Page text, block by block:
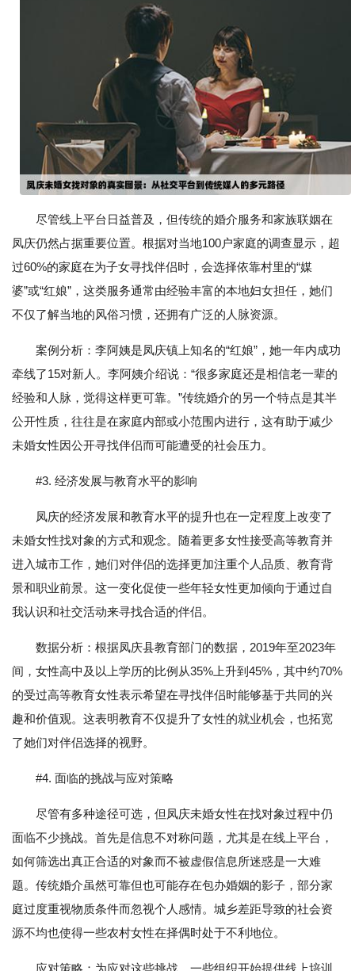
尽管线上平台日益普及，但传统的婚介服务和家族联姻在
凤庆仍然占据重要位置。根据对当地100户家庭的调查显示，超
过60%的家庭在为子女寻找伴侣时，会选择依靠村里的“媒
婆”或“红娘”，这类服务通常由经验丰富的本地妇女担任，她们
不仅了解当地的风俗习惯，还拥有广泛的人脉资源。
案例分析：李阿姨是凤庆镇上知名的“红娘”，她一年内成功
牵线了15对新人。李阿姨介绍说：“很多家庭还是相信老一辈的
经验和人脉，觉得这样更可靠。”传统婚介的另一个特点是其半
公开性质，往往是在家庭内部或小范围内进行，这有助于减少
未婚女性因公开寻找伴侣而可能遭受的社会压力。
#3. 经济发展与教育水平的影响
凤庆的经济发展和教育水平的提升也在一定程度上改变了
未婚女性找对象的方式和观念。随着更多女性接受高等教育并
进入城市工作，她们对伴侣的选择更加注重个人品质、教育背
景和职业前景。这一变化促使一些年轻女性更加倾向于通过自
我认识和社交活动来寻找合适的伴侣。
数据分析：根据凤庆县教育部门的数据，2019年至2023年
间，女性高中及以上学历的比例从35%上升到45%，其中约70%
的受过高等教育女性表示希望在寻找伴侣时能够基于共同的兴
趣和价值观。这表明教育不仅提升了女性的就业机会，也拓宽
了她们对伴侣选择的视野。
#4. 面临的挑战与应对策略
尽管有多种途径可选，但凤庆未婚女性在找对象过程中仍
面临不少挑战。首先是信息不对称问题，尤其是在线上平台，
如何筛选出真正合适的对象而不被虚假信息所迷惑是一大难
题。传统婚介虽然可靠但也可能存在包办婚姻的影子，部分家
庭过度重视物质条件而忽视个人感情。城乡差距导致的社会资
源不均也使得一些农村女性在择偶时处于不利地位。
应对策略：为应对这些挑战，一些组织开始提供线上培训